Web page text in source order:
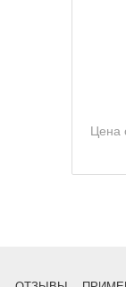
Цена